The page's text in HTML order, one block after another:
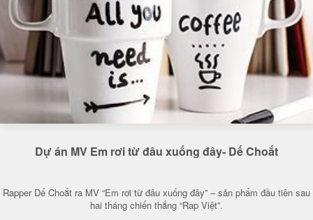
Dự án MV Em rơi từ đâu xuống đây- Dế Choắt
Rapper Dế Choắt ra MV “Em rơi từ đâu xuống đây” – sản phẩm đầu tiên sau
hai tháng chiến thắng “Rap Việt”.